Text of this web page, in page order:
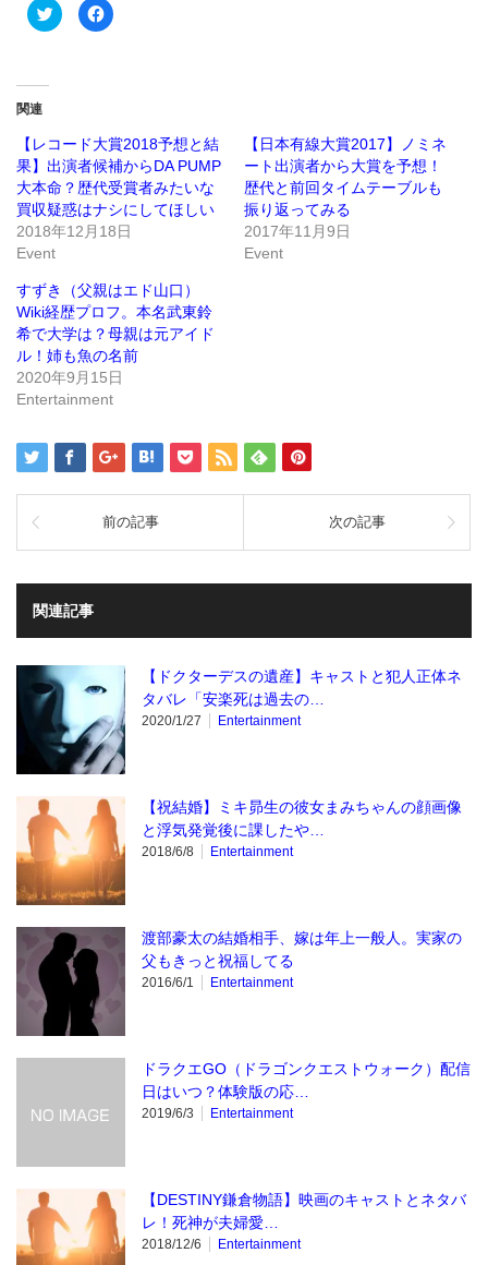
ク
リ
(新
し
い
ウ
ィ
ン
ド
ウ
開
ま
す)
Facebook
で
ッ
ク
し
て
く
だ
さ
い
ウ
ィ
ン
ド
ウ
で
開
き
ま
す)
関連
【レコード大賞2018予想と結
果】出演者候補からDA PUMP
大本命？歴代受賞者みたいな
買収疑惑はナシにしてほしい
2018年12月18日
Event
【日本有線大賞2017】ノミネ
ート出演者から大賞を予想！
歴代と前回タイムテーブルも
振り返ってみる
2017年11月9日
Event
すずき（父親はエド山口）
Wiki経歴プロフ。本名武東鈴
希で大学は？母親は元アイド
ル！姉も魚の名前
2020年9月15日
Entertainment
前の記事 次の記事
関連記事
【ドクターデスの遺産】キャストと犯人正体ネ
タバレ「安楽死は過去の…
2020/1/27 Entertainment
【祝結婚】ミキ昴生の彼女まみちゃんの顔画像
と浮気発覚後に課したや…
2018/6/8 Entertainment
渡部豪太の結婚相手、嫁は年上一般人。実家の
父もきっと祝福してる
2016/6/1 Entertainment
ドラクエGO（ドラゴンクエストウォーク）配信
日はいつ？体験版の応…
2019/6/3 Entertainment
【DESTINY鎌倉物語】映画のキャストとネタバ
レ！死神が夫婦愛…
2018/12/6 Entertainment